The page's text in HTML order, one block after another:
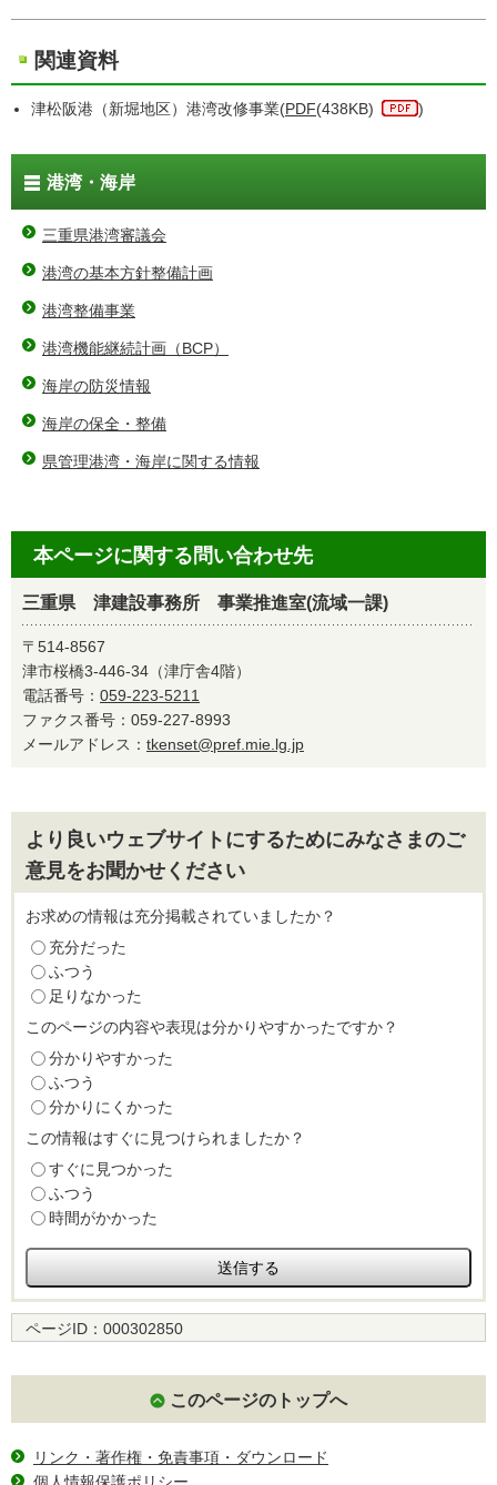
関連資料
津松阪港（新堀地区）港湾改修事業(PDF(438KB) )
港湾・海岸
三重県港湾審議会
港湾の基本方針整備計画
港湾整備事業
港湾機能継続計画（BCP）
海岸の防災情報
海岸の保全・整備
県管理港湾・海岸に関する情報
本ページに関する問い合わせ先
三重県 津建設事務所 事業推進室(流域一課)
〒514-8567
津市桜橋3-446-34（津庁舎4階）
電話番号： 059-223-5211
ファクス番号：059-227-8993
メールアドレス： tkenset@pref.mie.lg.jp
より良いウェブサイトにするためにみなさまのご
意見をお聞かせください
お求めの情報は充分掲載されていましたか？
充分だった
ふつう
足りなかった
このページの内容や表現は分かりやすかったですか？
分かりやすかった
ふつう
分かりにくかった
この情報はすぐに見つけられましたか？
すぐに見つかった
ふつう
時間がかかった
ページID： 000302850
このページのトップへ
リンク・著作権・免責事項・ダウンロード